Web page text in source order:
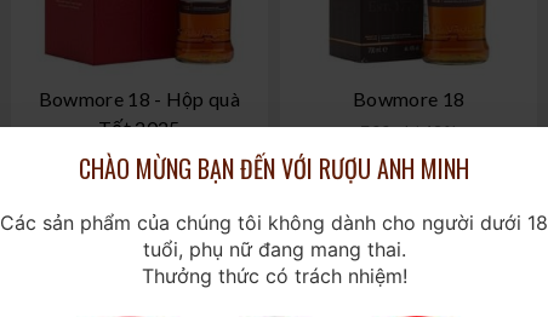
Bowmore 18 - Hộp quà
Tết 2025
700ml / 43%
2.700.000₫
Bowmore 18
700ml / 43%
2.450.000₫
CHÀO MỪNG BẠN ĐẾN VỚI RƯỢU ANH MINH
Các sản phẩm của chúng tôi không dành cho người dưới 18
tuổi, phụ nữ đang mang thai.
Thưởng thức có trách nhiệm!